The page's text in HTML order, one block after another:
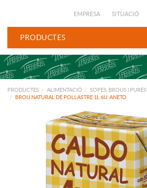
EMPRESA SITUACIÓ
PRODUCTES
PRODUCTES ALIMENTACIÓ
SOPES, BROUS I PURÉS
BROU NATURAL DE POLLASTRE 1L 6U. ANETO